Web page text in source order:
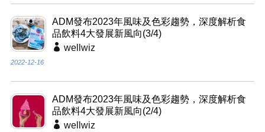
ADM發布2023年風味及色彩趨勢，深度解析食
品飲料4大發展新風向(3/4)
wellwiz
2022-12-16
ADM發布2023年風味及色彩趨勢，深度解析食
品飲料4大發展新風向(2/4)
wellwiz